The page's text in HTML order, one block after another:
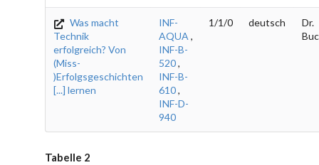
Was macht
Technik
erfolgreich? Von
(Miss-
)Erfolgsgeschichten
[...] lernen
INF-
AQUA,
INF-B-
520,
INF-B-
610,
INF-D-
940
1/1/0 deutsch
Dr.
Tabelle 2